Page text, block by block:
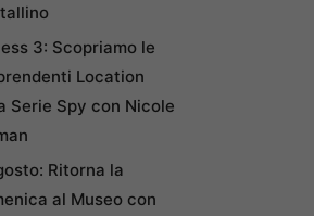
3: Scopriamo le
Location
Serie Spy con Nicole
Ritorna la
al Museo con